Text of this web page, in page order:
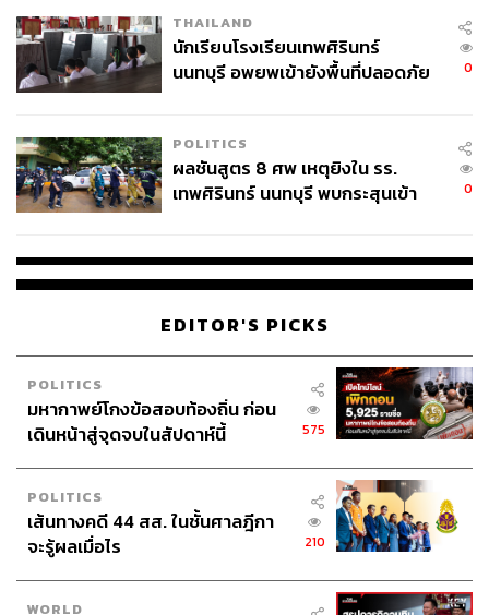
เพียงผู้บันทึกและติดตาม (บางส่วน บางเสี้ยว) ของ ‘หนึ่งใน
เหตุการณ์ความขัดแย้ง’ ที่โด่งดังและได้รับความสนใจมาก
ที่สุดของแวดวงพระพุทธศาสนาในประเทศไทย ผู้เขียนก็รู้สึก
ว่าได้ความอ่อนยวบด้วยเช่นกัน ในการนำพาผู้ชมไปสู่ ‘การ
ของกลุ่มคนทั้งสองฝั่ง ที่เคยนำพาผู้ชมไปติดตามพร้อมกับตั้ง
หลายๆ คำถามในใจเมื่อตอนเริ่มต้น
ไปสู่การฉายภาพฟุตเทจเหตุการณ์ปิดล้อมเพื่อค้นหาพระธัมม
ชโย หนังก็ได้พลิกผันประเด็นไปสู่อีกบริบท ที่คู่ความขัดแย้ง
เปลี่ยนเป็น ‘ศิษยานุศิษย์ของวัดพระธรรมกายกับเจ้าหน้าที่
ภาพของคนตัวเล็กๆ นั่งสมาธิ สวดมนต์ คล้องแขนเป็นกำแพง
มนุษย์เพื่อกดดันกำลังของเจ้าหน้าที่รัฐให้ต้องถอยร่น กลาย
เป็นซีนติดตรึง สั่นสะเทือนจนเราอาจจะหลงลืมประเด็นความ
ขัดแย้งเมื่อแรกเริ่มไปสู่ประเด็นใหม่ที่ใหญ่กว่า ซึ่งแม้จะไม่
เสียหาย แต่ก็น่าเสียดายเช่นกัน
THAILAND
นักเรียนโรงเรียนเทพศิรินทร์
นนทบุรี อพยพเข้ายังพื้นที่ปลอดภัย
0
POLITICS
ผลชันสูตร 8 ศพ เหตุยิงใน รร.
เทพศิรินทร์ นนทบุรี พบกระสุนเข้า
0
EDITOR'S PICKS
POLITICS
มหากาพย์โกงข้อสอบท้องถิ่น ก่อน
เดินหน้าสู่จุดจบในสัปดาห์นี้
575
POLITICS
เส้นทางคดี 44 สส. ในชั้นศาลฎีกา
จะรู้ผลเมื่อไร
210
WORLD